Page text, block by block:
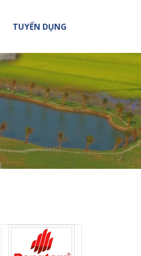
TUYỂN DỤNG